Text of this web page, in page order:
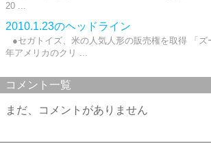
20 ...
2010.1.23のヘッドライン
●セガトイズ、米の人気人形の販売権を取得 「
年アメリカのクリ ...
コメント一覧
まだ、コメントがありません